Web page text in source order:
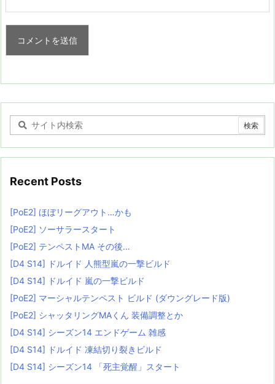
Recent Posts
[PoE2] ほぼリーグアウト…かも
[PoE2] ソーサラースタート
[PoE2] テンペストMA その後…
[D4 S14] ドルイド 人熊型嵐の一撃ビルド
[D4 S14] ドルイド 嵐の一撃ビルド
[PoE2] マーシャルテンペスト ビルド (ダウングレード版)
[PoE2] シャッタリングMAくん 装備調整とか
[D4 S14] シーズン14 エンドゲーム 雑感
[D4 S14] ドルイド 凍結切り裂きビルド
[D4 S14] シーズン14 「死主覚醒」スタート